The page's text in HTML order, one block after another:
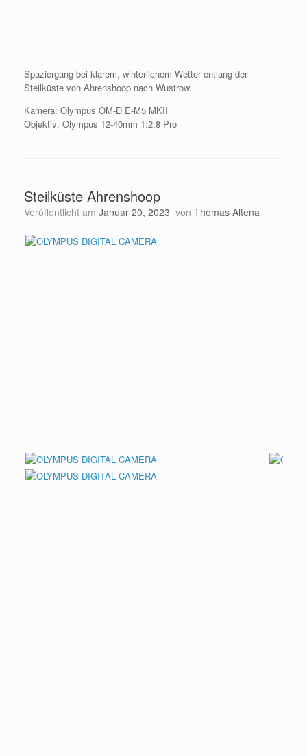
Spaziergang bei klarem, winterlichem Wetter entlang der
Steilküste von Ahrenshoop nach Wustrow.
Kamera: Olympus OM-D E-M5 MKII
Objektiv: Olympus 12-40mm 1:2.8 Pro
Steilküste Ahrenshoop
Veröffentlicht am Januar 20, 2023 von Thomas Altena